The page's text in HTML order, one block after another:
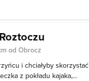
od Obrocz
i chciałyby skorzystać
z pokładu kajaka,